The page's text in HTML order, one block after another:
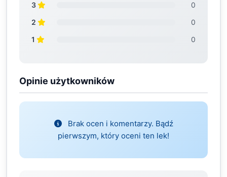
3
0
2
0
1
0
Opinie użytkowników
Brak ocen i komentarzy. Bądź
pierwszym, który oceni ten lek!